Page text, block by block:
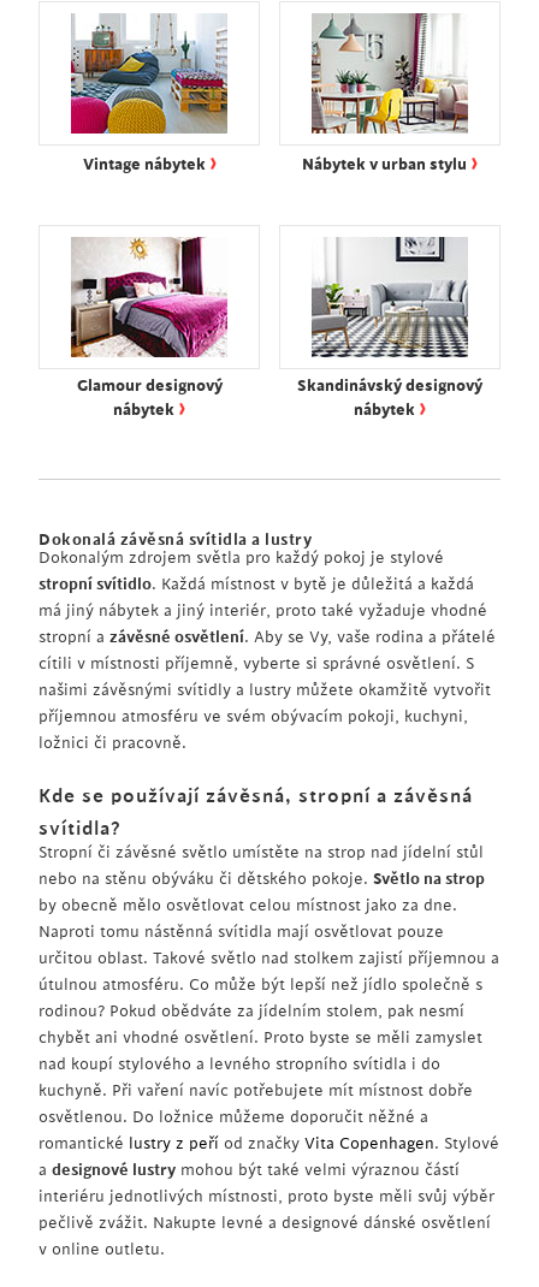
Vintage nábytek › Nábytek v urban stylu ›
Glamour designový
nábytek ›
Skandinávský designový
nábytek ›
Dokonalá závěsná svítidla a lustry
Dokonalým zdrojem světla pro každý pokoj je stylové
stropní svítidlo. Každá místnost v bytě je důležitá a každá
má jiný nábytek a jiný interiér, proto také vyžaduje vhodné
stropní a závěsné osvětlení. Aby se Vy, vaše rodina a přátelé
cítili v místnosti příjemně, vyberte si správné osvětlení. S
našimi závěsnými svítidly a lustry můžete okamžitě vytvořit
příjemnou atmosféru ve svém obývacím pokoji, kuchyni,
ložnici či pracovně.
Kde se používají závěsná, stropní a závěsná
svítidla?
Stropní či závěsné světlo umístěte na strop nad jídelní stůl
nebo na stěnu obýváku či dětského pokoje. Světlo na strop
by obecně mělo osvětlovat celou místnost jako za dne.
Naproti tomu nástěnná svítidla mají osvětlovat pouze
určitou oblast. Takové světlo nad stolkem zajistí příjemnou a
útulnou atmosféru. Co může být lepší než jídlo společně s
rodinou? Pokud obědváte za jídelním stolem, pak nesmí
chybět ani vhodné osvětlení. Proto byste se měli zamyslet
nad koupí stylového a levného stropního svítidla i do
kuchyně. Při vaření navíc potřebujete mít místnost dobře
osvětlenou. Do ložnice můžeme doporučit něžné a
romantické
lustry z peří od značky Vita Copenhagen. Stylové
a designové lustry mohou být také velmi výraznou částí
interiéru jednotlivých místnosti, proto byste měli svůj výběr
pečlivě zvážit. Nakupte levné a designové dánské osvětlení
v online outletu.